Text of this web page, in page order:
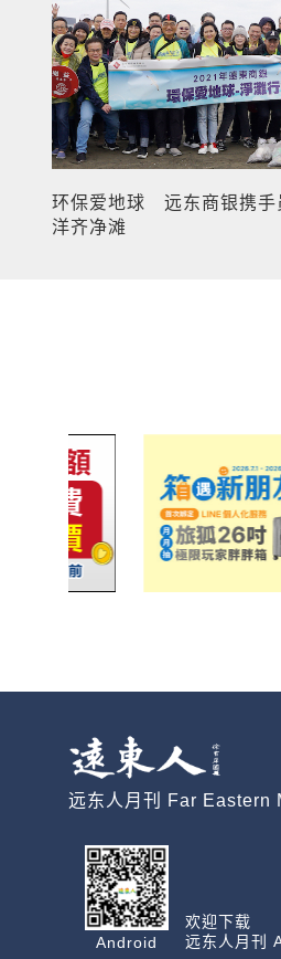
环保爱地球 远东商银携手
洋齐净滩
远东人月刊 Far Eastern
Android
欢迎下载
远东人月刊